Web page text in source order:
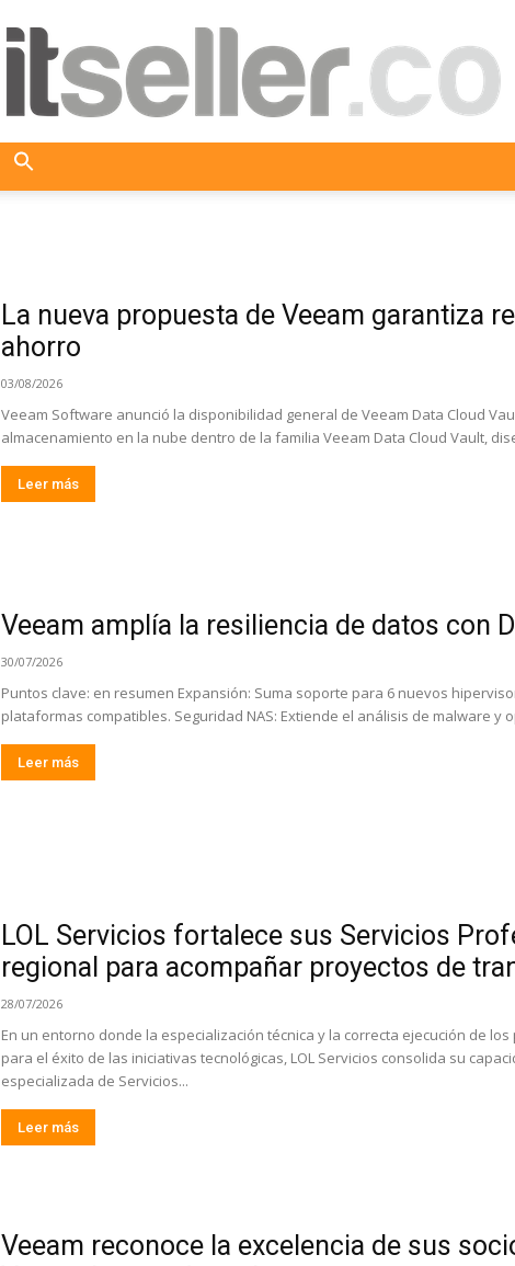
ITseller
Colombia
La nueva propuesta de Veeam garantiza
ahorro
03/08/2026
Veeam Software anunció la disponibilidad general de Veeam Data Cloud
almacenamiento en la nube dentro de la familia Veeam Data Cloud Vault,
Leer más
Veeam amplía la resiliencia de datos con
30/07/2026
Puntos clave: en resumen Expansión: Suma soporte para 6 nuevos
plataformas compatibles. Seguridad NAS: Extiende el análisis de malware y
Leer más
LOL Servicios fortalece sus Servicios
regional para acompañar proyectos de
28/07/2026
En un entorno donde la especialización técnica y la correcta ejecución de
para el éxito de las iniciativas tecnológicas, LOL Servicios consolida su
especializada de Servicios...
Leer más
Veeam reconoce la excelencia de sus